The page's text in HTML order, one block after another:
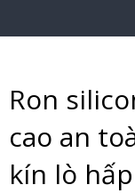
Ron
cao an
kín lò